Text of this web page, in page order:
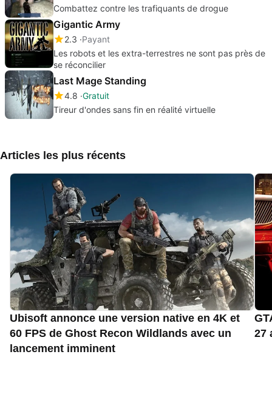
Combattez contre les trafiquants de drogue
Gigantic Army
2.3 Payant
Les robots et les extra-terrestres ne sont pas près de
se réconcilier
Last Mage Standing
4.8 Gratuit
Tireur d'ondes sans fin en réalité virtuelle
Articles les plus récents
Ubisoft annonce une version native en 4K et
60 FPS de Ghost Recon Wildlands avec un
lancement imminent
27